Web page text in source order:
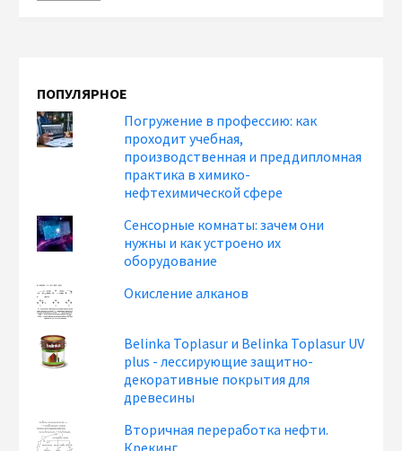
ПОПУЛЯРНОЕ
Погружение в профессию: как
проходит учебная,
производственная и преддипломная
практика в химико-
нефтехимической сфере
Сенсорные комнаты: зачем они
нужны и как устроено их
оборудование
Окисление алканов
Belinka Toplasur и Belinka Toplasur UV
plus - лессирующие защитно-
декоративные покрытия для
древесины
Вторичная переработка нефти.
Крекинг